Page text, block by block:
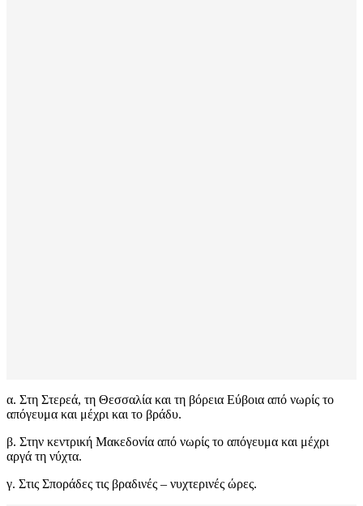
α. Στη Στερεά, τη Θεσσαλία και τη βόρεια Εύβοια από νωρίς το
απόγευμα και μέχρι και το βράδυ.
β. Στην κεντρική Μακεδονία από νωρίς το απόγευμα και μέχρι
αργά τη νύχτα.
γ. Στις Σποράδες τις βραδινές – νυχτερινές ώρες.